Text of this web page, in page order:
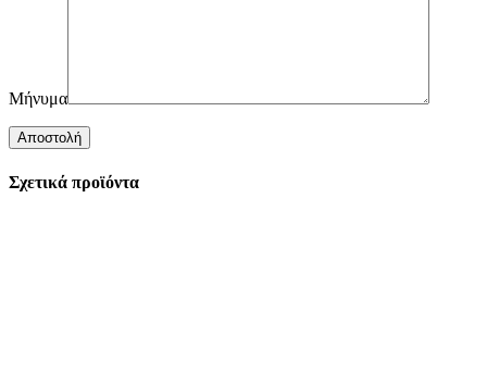
Μήνυμα
Σχετικά προϊόντα